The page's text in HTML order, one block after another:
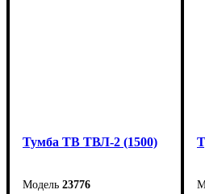
Тумба ТВ ТВЛ-2 (1500)
23776